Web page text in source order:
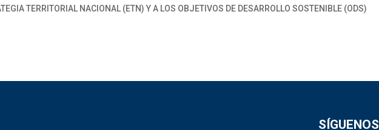
TERRITORIAL NACIONAL (ETN) Y A LOS OBJETIVOS DE DESARROLLO SOSTENIBLE (ODS)
SÍGUENOS